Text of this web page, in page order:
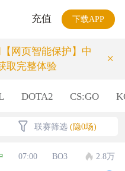
充值 下载APP
网页智能保护】中
取完整体验
×
DOTA2 CS:GO
联赛筛选 (隐0场)
07:00 BO3 2.8万